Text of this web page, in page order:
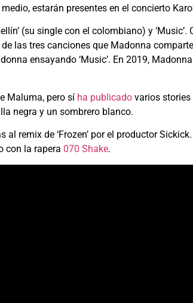
estarán presentes en el concierto
(su single con el colombiano) y ‘Music’.
las tres canciones que Madonna
ensayando ‘Music’. En 2019,
Maluma, pero sí ha publicado varios stories
negra y un sombrero blanco.
remix de ‘Frozen’ por el productor
con la rapera 070 Shake.